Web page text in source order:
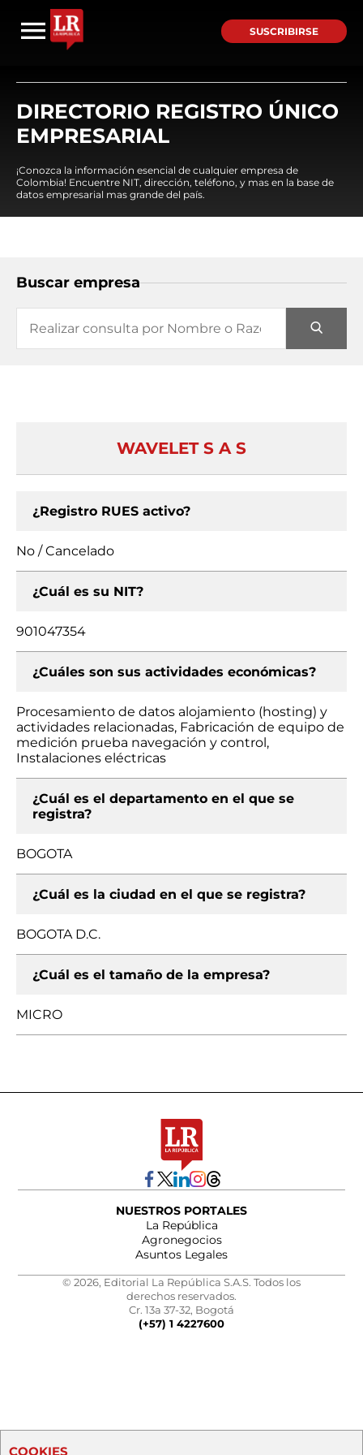
SUSCRIBIRSE
DIRECTORIO REGISTRO ÚNICO
EMPRESARIAL
¡Conozca la información esencial de cualquier empresa de
Colombia! Encuentre NIT, dirección, teléfono, y mas en la base de
datos empresarial mas grande del país.
Buscar empresa
WAVELET S A S
¿Registro RUES activo?
No / Cancelado
¿Cuál es su NIT?
901047354
¿Cuáles son sus actividades económicas?
Procesamiento de datos alojamiento (hosting) y
actividades relacionadas, Fabricación de equipo de
medición prueba navegación y control,
Instalaciones eléctricas
¿Cuál es el departamento en el que se
registra?
BOGOTA
¿Cuál es la ciudad en el que se registra?
BOGOTA D.C.
¿Cuál es el tamaño de la empresa?
MICRO
NUESTROS PORTALES
La República
Agronegocios
Asuntos Legales
© 2026, Editorial La República S.A.S. Todos los
derechos reservados.
Cr. 13a 37-32, Bogotá
(+57) 1 4227600
COOKIES